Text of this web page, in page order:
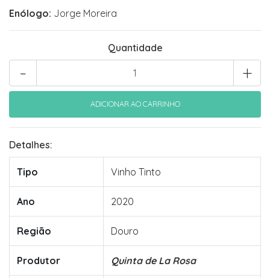
Enólogo: Jorge Moreira
Quantidade
+
-
Detalhes:
Tipo Vinho Tinto
Ano 2020
Região Douro
Produtor Quinta de La Rosa